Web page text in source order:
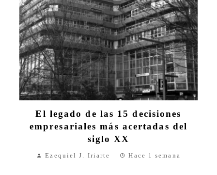
El legado de las 15 decisiones
empresariales más acertadas del
siglo XX
Ezequiel J. Iriarte Hace 1 semana